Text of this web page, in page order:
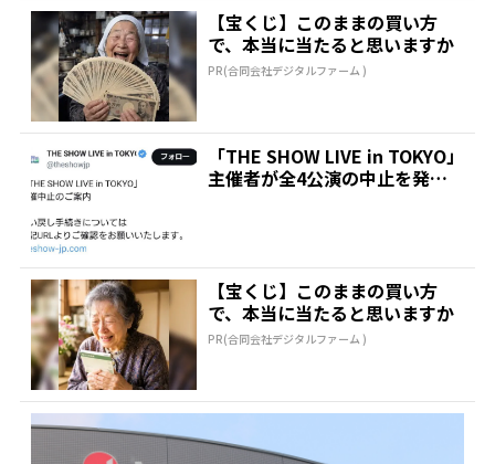
【宝くじ】このままの買い方
で、本当に当たると思いますか
PR(合同会社デジタルファーム )
「THE SHOW LIVE in TOKYO」
主催者が全4公演の中止を発表
【宝くじ】このままの買い方
で、本当に当たると思いますか
PR(合同会社デジタルファーム )